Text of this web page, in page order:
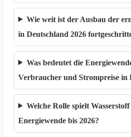
Wie weit ist der Ausbau der
in Deutschland 2026
Was bedeutet die
Verbraucher und Strompreise in
Welche Rolle spielt
Energiewende bis 2026?